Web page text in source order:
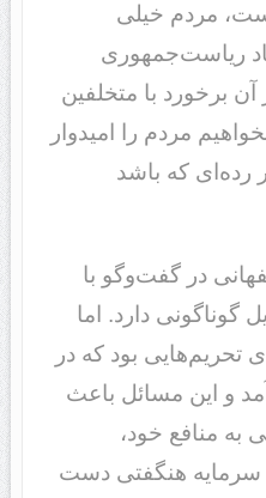
مردم خیلی
ریاست‌جمهوری
آن برخورد با متخلفین
مردم را امیدوار
رده‌ای که باشد
در گفت‌وگو با
گوناگونی دارد. اما
تحریم‌هایی بود که در
و این مسائل باعث
منافع خود،
سرمایه هنگفتی دست